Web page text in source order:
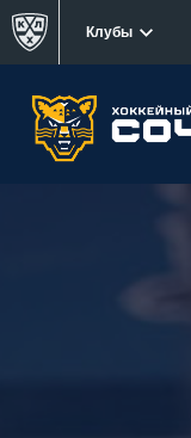
Клубы